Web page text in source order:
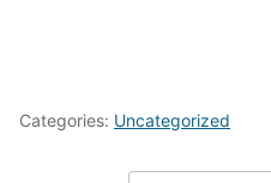
Categories: Uncategorized